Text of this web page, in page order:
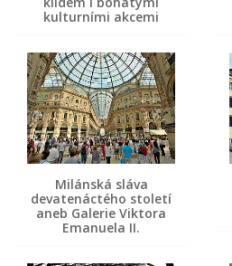
kulturními akcemi
Milánská sláva
devatenáctého století
aneb Galerie Viktora
Emanuela II.